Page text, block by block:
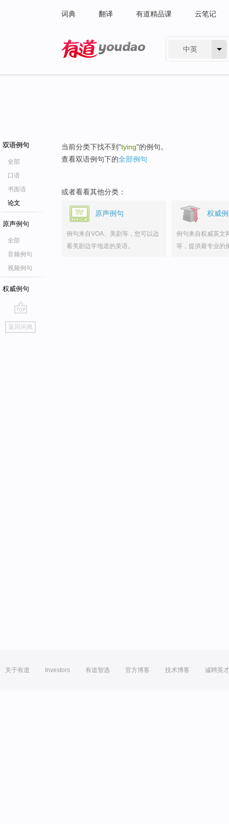
词典 翻译 有道精品课 云笔记
中英
双语例句
全部
口语
书面语
论文
原声例句
全部
音频例句
视频例句
权威例句
go
top
返回词典
当前分类下找不到"tying"的例句。
查看双语例句下的全部例句
或者看看其他分类：
原声例句
例句来自VOA、美剧等，您可以边
看美剧边学地道的美语。
权威
例句来自权威英文
等，提供最专业的
关于有道 Investors 有道智选 官方博客 技术博客 诚聘英才